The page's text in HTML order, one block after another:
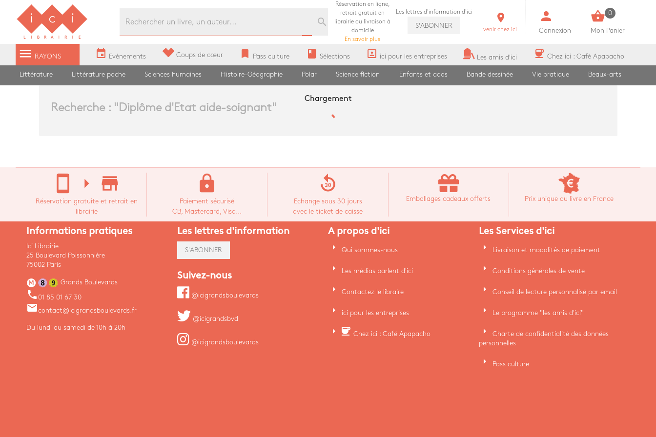
Librairie Ici Grands Boulevards
search
Réservation en ligne,
retrait gratuit en
librairie ou livraison à
domicile
En savoir plus
Les lettres d'information d'ici
S'ABONNER
room
venir chez ici
person
Connexion
shopping_basket 0
Mon Panier
menu RAYONS event Evènements Coups de cœur bookmark Pass culture book Sélections portrait ici pour les entreprises Les amis d'ici coffee Chez ici : Café Apapacho
Littérature Littérature poche Sciences humaines Histoire-Géographie Polar Science fiction Enfants et ados Bande dessinée Vie pratique Beaux-arts
Recherche : " Diplôme d'Etat aide-soignant"
Chargement
stay_current_portrait arrow_right store_mall_directory
Réservation gratuite et retrait en
librairie
lock
Paiement sécurisé
CB, Mastercard, Visa...
replay_30
Echange sous 30 jours
avec le ticket de caisse
Emballages cadeaux offerts Prix unique du livre en France
Informations pratiques
Ici Librairie
25 Boulevard Poissonnière
75002 Paris
Grands Boulevards
phone 01 85 01 67 30
emailcontact@icigrandsboulevards.fr
Du lundi au samedi de 10h à 20h
Les lettres d'information
S'ABONNER
Suivez-nous
@icigrandsboulevards
@icigrandsbvd
@icigrandsboulevards
A propos d'ici
arrow_right Qui sommes-nous
arrow_right Les médias parlent d'ici
arrow_right Contactez le libraire
arrow_right ici pour les entreprises
arrow_right coffee Chez ici : Café Apapacho
Les Services d'ici
arrow_right Livraison et modalités de paiement
arrow_right Conditions générales de vente
arrow_right Conseil de lecture personnalisé par email
arrow_right Le programme "les amis d'ici"
arrow_right
Charte de confidentialité des données
personnelles
arrow_right Pass culture